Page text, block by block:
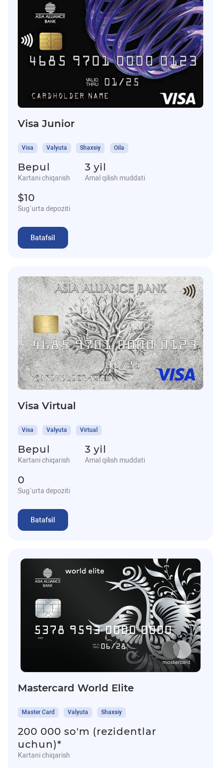
Visa Junior
Visa Valyuta Shaxsiy Oila
Bepul
Kartani chiqarish
3 yil
Amal qilish muddati
$10
Sug`urta depoziti
Batafsil
Visa Virtual
Visa Valyuta Virtual
Bepul
Kartani chiqarish
3 yil
Amal qilish muddati
0
Sug`urta depoziti
Batafsil
Mastercard World Elite
Master Card Valyuta Shaxsiy
200 000 so'm (rezidentlar
uchun)*
Kartani chiqarish